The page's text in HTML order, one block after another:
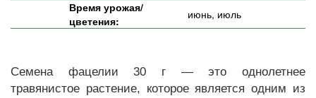
Время урожая/
цветения:
июнь, июль
Семена фацелии 30 г — это однолетнее
травянистое растение, которое является одним из